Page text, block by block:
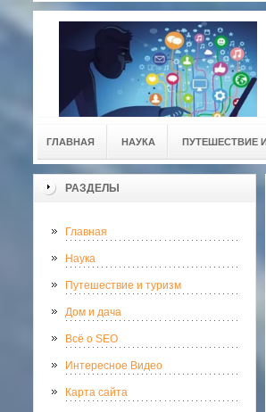
ГЛАВНАЯ НАУКА ПУТЕШЕСТВИЕ
РАЗДЕЛЫ
Главная
Наука
Путешествие и туризм
Дом и дача
Всё о SEO
Интересное Видео
Карта сайта